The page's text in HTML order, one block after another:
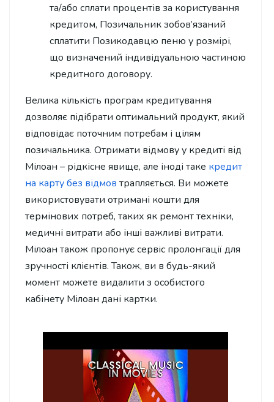
та/або сплати процентів за користування
кредитом, Позичальник зобов’язаний
сплатити Позикодавцю пеню у розмірі,
що визначений індивідуальною частиною
кредитного договору.
Велика кількість програм кредитування
дозволяє підібрати оптимальний продукт, який
відповідає поточним потребам і цілям
позичальника. Отримати відмову у кредиті від
Мілоан – рідкісне явище, але іноді таке кредит
на карту без відмов трапляється. Ви можете
використовувати отримані кошти для
термінових потреб, таких як ремонт техніки,
медичні витрати або інші важливі витрати.
Мілоан також пропонує сервіс пролонгації для
зручності клієнтів. Також, ви в будь-який
момент можете видалити з особистого
кабінету Мілоан дані картки.